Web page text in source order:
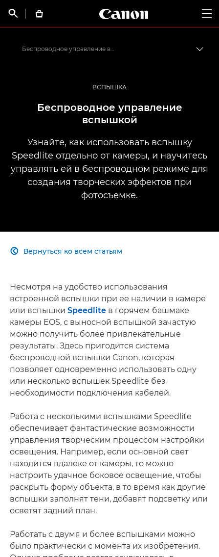
 
Canon Logo, back
Профессиональная фото- и видеосъемка
Информационный банк: информационный ресурс для фотографов
ВСПЫШКА
Беспроводное управление
вспышкой
Узнайте, как использовать вспышку
Speedlite отдельно от камеры, и научитесь
управлять ей в беспроводном режиме для
создания творческих эффектов при
фотосъемке.
Вернуться ко всем статьям

Несмотря на удобство использования
встроенной вспышки при ее наличии в камере
или вспышки Speedlite в горячем башмаке
камеры EOS, с выносной вспышкой зачастую
можно получить более привлекательные
результаты. Здесь пригодится система
беспроводной вспышки Canon, которая
позволяет одновременно использовать одну
или несколько вспышек Speedlite без
необходимости подключения кабелей.
Работа с несколькими вспышками Speedlite
обеспечивает фантастические возможности
управления творческим процессом настройки
освещения. Например, если основной свет
находится вдалеке от камеры, то можно
настроить удачное боковое освещение, чтобы
раскрыть форму объекта, в то время как другие
вспышки заполнят тени, добавят подсветку или
осветят задний план.
Работать с двумя и более вспышками можно
было практически с момента их изобретения.